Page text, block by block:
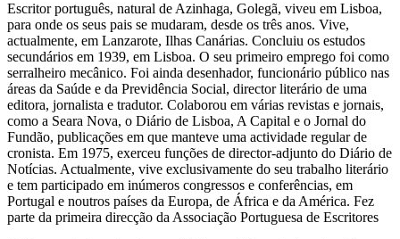
Escritor português, natural de Azinhaga, Golegã, viveu em Lisboa,
para onde os seus pais se mudaram, desde os três anos. Vive,
actualmente, em Lanzarote, Ilhas Canárias. Concluiu os estudos
secundários em 1939, em Lisboa. O seu primeiro emprego foi como
serralheiro mecânico. Foi ainda desenhador, funcionário público nas
áreas da Saúde e da Previdência Social, director literário de uma
editora, jornalista e tradutor. Colaborou em várias revistas e jornais,
como a Seara Nova, o Diário de Lisboa, A Capital e o Jornal do
Fundão, publicações em que manteve uma actividade regular de
cronista. Em 1975, exerceu funções de director-adjunto do Diário de
Notícias. Actualmente, vive exclusivamente do seu trabalho literário
e tem participado em inúmeros congressos e conferências, em
Portugal e noutros países da Europa, de África e da América. Fez
parte da primeira direcção da Associação Portuguesa de Escritores